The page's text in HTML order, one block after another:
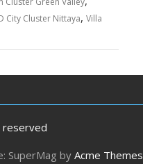
City Cluster Nittaya, Villa
reserved
SuperMag byAcme Themes